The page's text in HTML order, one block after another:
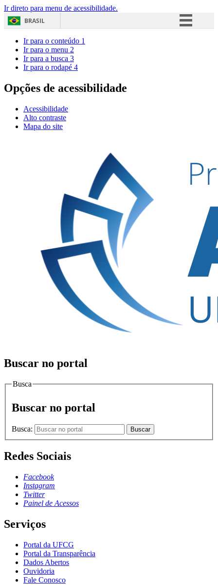
Ir direto para menu de acessibilidade.
BRASIL
Acesso à informação
Ir para o conteúdo 1
Ir para o menu 2
Ir para a busca 3
Ir para o rodapé 4
Opções de acessibilidade
Acessibilidade
Alto contraste
Mapa do site
Buscar no portal
Busca
Buscar no portal
Busca: Buscar
Redes Sociais
Facebook
Instagram
Twitter
Painel de Acessos
Serviços
Portal da UFCG
Portal da Transparência
Dados Abertos
Ouvidoria
Fale Conosco